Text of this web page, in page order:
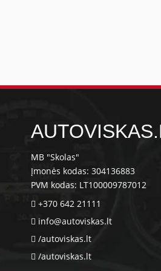
MB "Skolas"
Įmonės kodas: 304136883
PVM kodas: LT100009787012
+370 642 21111
info@autoviskas.lt
/autoviskas.lt
/autoviskas.lt